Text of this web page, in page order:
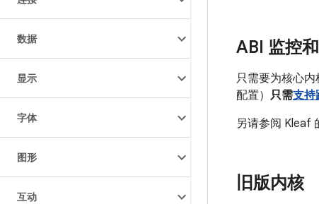
数据
显示
字体
图形
互动
ABI 监控
只需要为核心内
配置） 只需支持
另请参阅 Kleaf
旧版内核